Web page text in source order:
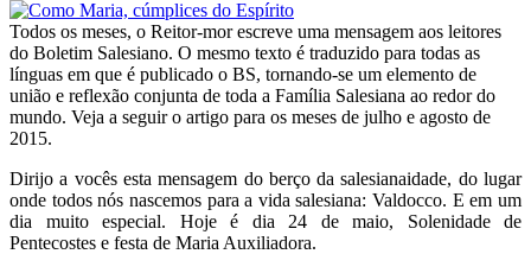
Todos os meses, o Reitor-mor escreve uma mensagem aos leitores
do Boletim Salesiano. O mesmo texto é traduzido para todas as
línguas em que é publicado o BS, tornando-se um elemento de
união e reflexão conjunta de toda a Família Salesiana ao redor do
mundo. Veja a seguir o artigo para os meses de julho e agosto de
2015.
Dirijo a vocês esta mensagem do berço da salesianaidade, do lugar
onde todos nós nascemos para a vida salesiana: Valdocco. E em um
dia muito especial. Hoje é dia 24 de maio, Solenidade de
Pentecostes e festa de Maria Auxiliadora.